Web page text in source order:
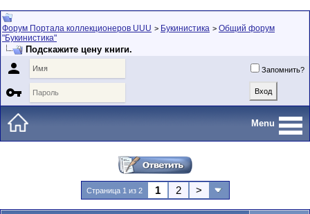
Форум Портала коллекционеров UUU > Букинистика > Общий форум
"Букинистика"
Подскажите цену книги.
 Запомнить?

Menu
Страница 1 из 2 1 2 >